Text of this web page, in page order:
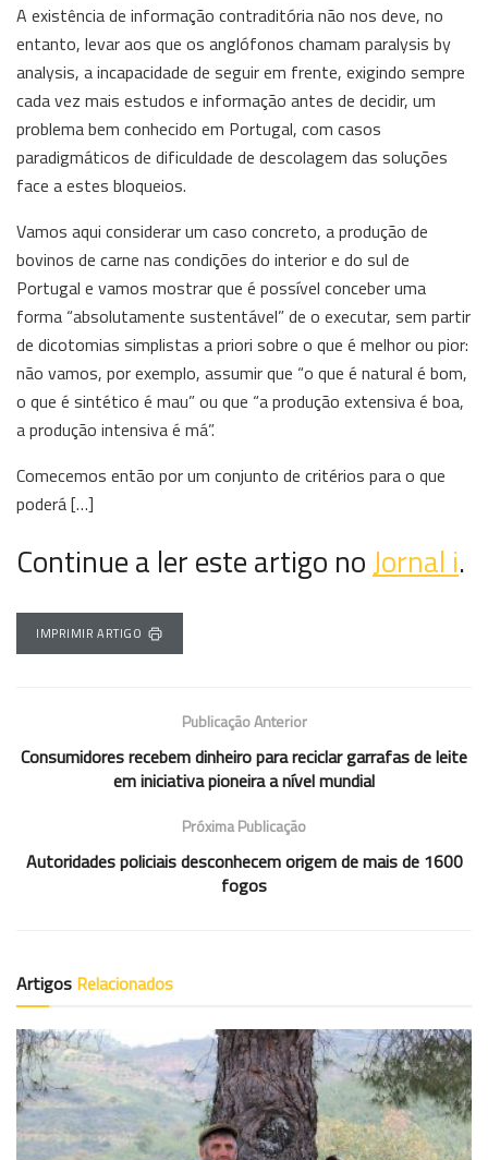
A existência de informação contraditória não nos deve, no
entanto, levar aos que os anglófonos chamam paralysis by
analysis, a incapacidade de seguir em frente, exigindo sempre
cada vez mais estudos e informação antes de decidir, um
problema bem conhecido em Portugal, com casos
paradigmáticos de dificuldade de descolagem das soluções
face a estes bloqueios.
Vamos aqui considerar um caso concreto, a produção de
bovinos de carne nas condições do interior e do sul de
Portugal e vamos mostrar que é possível conceber uma
forma “absolutamente sustentável” de o executar, sem partir
de dicotomias simplistas a priori sobre o que é melhor ou pior:
não vamos, por exemplo, assumir que “o que é natural é bom,
o que é sintético é mau” ou que “a produção extensiva é boa,
a produção intensiva é má”.
Comecemos então por um conjunto de critérios para o que
poderá […]
Continue a ler este artigo noJornal i.
IMPRIMIR ARTIGO
Publicação Anterior
Consumidores recebem dinheiro para reciclar garrafas de leite
em iniciativa pioneira a nível mundial
Próxima Publicação
Autoridades policiais desconhecem origem de mais de 1600
fogos
Artigos Relacionados